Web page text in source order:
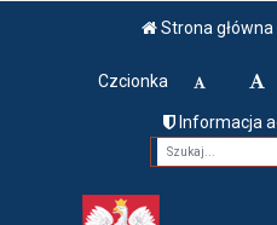
Strona główna
Czcionka
Informacja
Fraza